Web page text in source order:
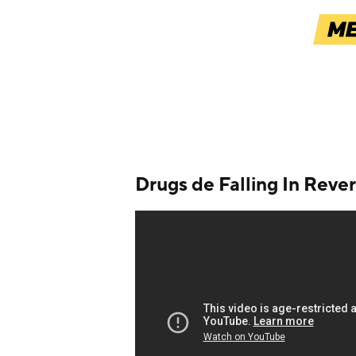
Drugs de Falling In